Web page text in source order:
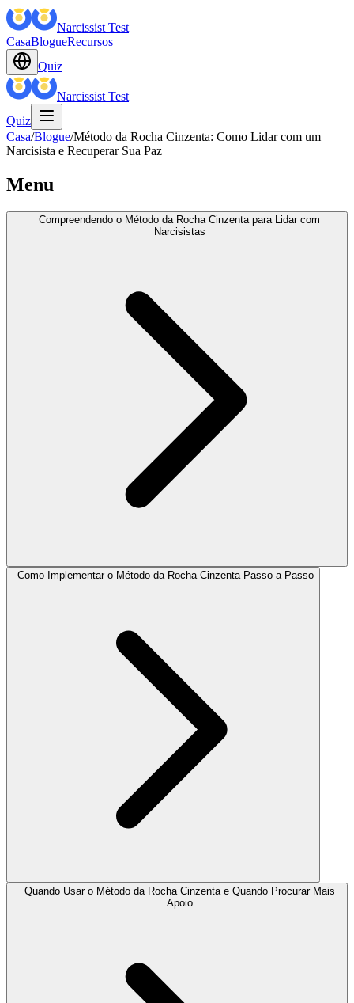
Narcissist Test
CasaBlogueRecursos
Quiz
Narcissist Test
Quiz
Casa/Blogue/Método da Rocha Cinzenta: Como Lidar com um
Narcisista e Recuperar Sua Paz
Menu
Compreendendo o Método da Rocha Cinzenta para Lidar com
Narcisistas
Como Implementar o Método da Rocha Cinzenta Passo a Passo
Quando Usar o Método da Rocha Cinzenta e Quando Procurar Mais
Apoio